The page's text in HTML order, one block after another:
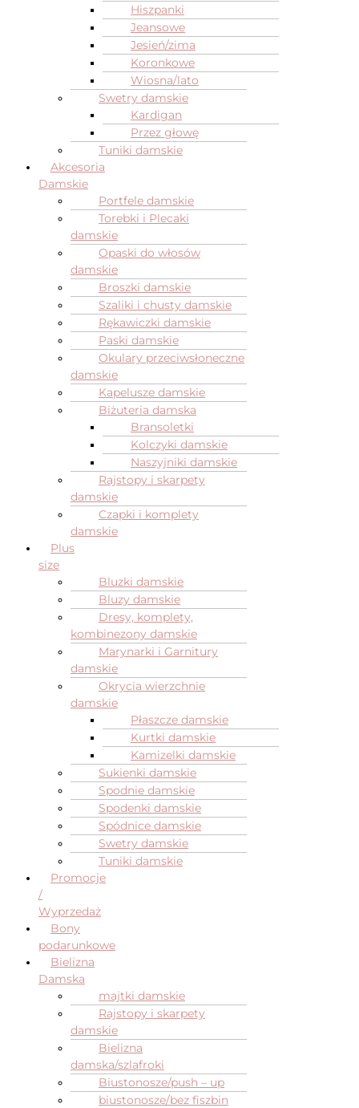
Hiszpanki
Jeansowe
Jesień/zima
Koronkowe
Wiosna/lato
Swetry damskie
Kardigan
Przez głowę
Tuniki damskie
Akcesoria
Damskie
Portfele damskie
Torebki i Plecaki
damskie
Opaski do włosów
damskie
Broszki damskie
Szaliki i chusty damskie
Rękawiczki damskie
Paski damskie
Okulary przeciwsłoneczne
damskie
Kapelusze damskie
Biżuteria damska
Bransoletki
Kolczyki damskie
Naszyjniki damskie
Rajstopy i skarpety
damskie
Czapki i komplety
damskie
Plus
size
Bluzki damskie
Bluzy damskie
Dresy, komplety,
kombinezony damskie
Marynarki i Garnitury
damskie
Okrycia wierzchnie
damskie
Płaszcze damskie
Kurtki damskie
Kamizelki damskie
Sukienki damskie
Spodnie damskie
Spodenki damskie
Spódnice damskie
Swetry damskie
Tuniki damskie
Promocje
/
Wyprzedaż
Bony
podarunkowe
Bielizna
Damska
majtki damskie
Rajstopy i skarpety
damskie
Bielizna
damska/szlafroki
Biustonosze/push – up
biustonosze/bez fiszbin